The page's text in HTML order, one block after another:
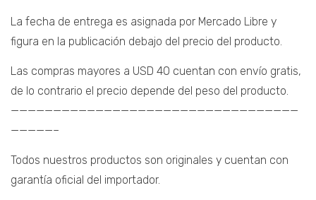
La fecha de entrega es asignada por Mercado Libre y
figura en la publicación debajo del precio del producto.
Las compras mayores a USD 40 cuentan con envío gratis,
de lo contrario el precio depende del peso del producto.
——————————————————————————————————
—————–
Todos nuestros productos son originales y cuentan con
garantía oficial del importador.